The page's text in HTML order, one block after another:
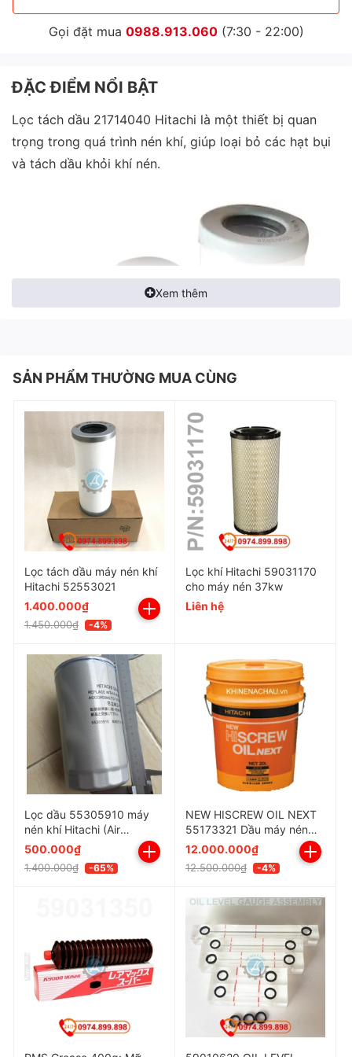
Gọi đặt mua 0988.913.060(7:30 - 22:00)
ĐẶC ĐIỂM NỔI BẬT
Lọc tách dầu 21714040 Hitachi là một thiết bị quan
trọng trong quá trình nén khí, giúp loại bỏ các hạt bụi
và tách dầu khỏi khí nén.
Lọc tách dầu máy nén khí Hitachi 21714040 / OEM
Keltec KD95-012 được sử dụng cho máy nén khí trục
vít Hitachi model đời cũ:
OSP-22U6A
OSP-22U6W
OSP-22E5W
OSP-22E6W
OSP-22U5A
OSP-22U5W
OSP-22D6A
OSP-22D5A
OSP-22D5W
OSP-22U6W
OSP-22U5W
OSP-22U6A
Xem thêm
SẢN PHẨM THƯỜNG MUA CÙNG
Lọc tách dầu máy nén khí
Hitachi 52553021
1.400.000₫
1.450.000₫ -4%
Lọc khí Hitachi 59031170
cho máy nén 37kw
Liên hệ
Lọc dầu 55305910 máy
nén khí Hitachi (Air
Compressor)
500.000₫
1.400.000₫ -65%
NEW HISCREW OIL NEXT
55173321 Dầu máy nén
khí HITACHI Japan
12.000.000₫
12.500.000₫ -4%